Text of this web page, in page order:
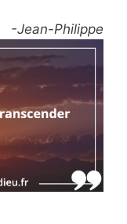
-Jean-Philippe